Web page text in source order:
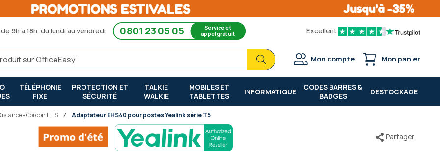
9h à 18h, du lundi au vendredi 0801 23 05 05 Service et
appel gratuit Excellent
Chercher
Chercher
Mon compte Mon panier
TÉLÉPHONIE
FIXE
PROTECTION ET
SÉCURITÉ
TALKIE
WALKIE
MOBILES ET
TABLETTES
INFORMATIQUE
CODES BARRES &
BADGES
DESTOCKAGE
- Cordon EHS Adaptateur EHS40 pour postes Yealink série T5
Partager